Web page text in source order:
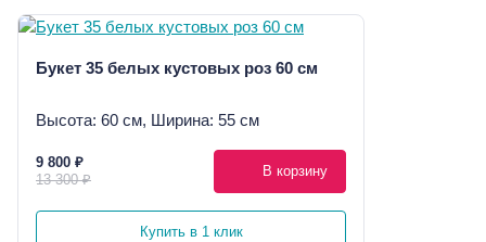
Букет 35 белых кустовых роз 60 см
Высота: 60 см, Ширина: 55 см
9 800 ₽
13 300 ₽
В корзину
Купить в 1 клик